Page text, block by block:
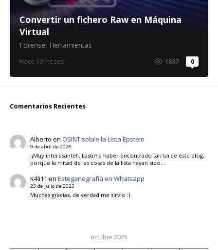
Convertir un fichero Raw en Máquina
Virtual
Forense, Herramientas
Hace 10 meses 1887 0
Comentarios Recientes
Alberto enOSINT sobre la Lista Epstein
9 de abril de 2026
¡¡Muy interesante!!. Lástima haber encontrado tan tarde este blog,
porque la mitad de las cosas de la lista hayan sido…
K4li11 enEsteganografía en Whatsapp
23 de julio de 2023
Muchas gracias, de verdad me sirvio :)
octubre 2025